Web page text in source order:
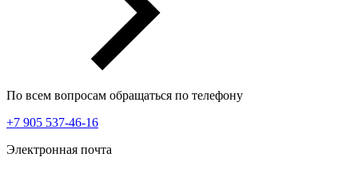
По всем вопросам обращаться по телефону
+7 905 537-46-16
Электронная почта